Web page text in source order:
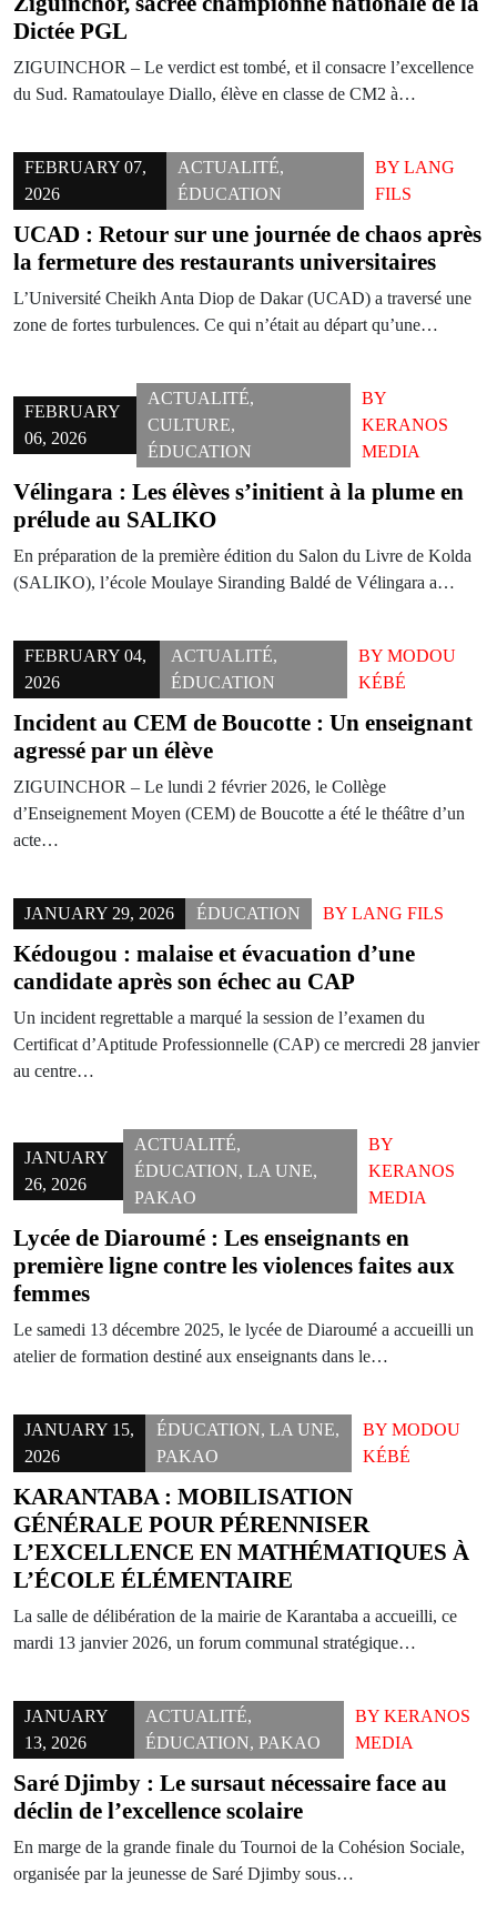
Dictée PGL
ZIGUINCHOR – Le verdict est tombé, et il consacre l’excellence
du Sud. Ramatoulaye Diallo, élève en classe de CM2 à…
FEBRUARY 07,
2026
ACTUALITÉ,
ÉDUCATION
BY LANG
FILS
UCAD : Retour sur une journée de chaos après
la fermeture des restaurants universitaires
L’Université Cheikh Anta Diop de Dakar (UCAD) a traversé une
zone de fortes turbulences. Ce qui n’était au départ qu’une…
FEBRUARY
06, 2026
ACTUALITÉ,
CULTURE,
ÉDUCATION
BY
KERANOS
MEDIA
Vélingara : Les élèves s’initient à la plume en
prélude au SALIKO
En préparation de la première édition du Salon du Livre de Kolda
(SALIKO), l’école Moulaye Siranding Baldé de Vélingara a…
FEBRUARY 04,
2026
ACTUALITÉ,
ÉDUCATION
BY MODOU
KÉBÉ
Incident au CEM de Boucotte : Un enseignant
agressé par un élève
ZIGUINCHOR – Le lundi 2 février 2026, le Collège
d’Enseignement Moyen (CEM) de Boucotte a été le théâtre d’un
acte…
JANUARY 29, 2026 ÉDUCATION BY LANG FILS
Kédougou : malaise et évacuation d’une
candidate après son échec au CAP
Un incident regrettable a marqué la session de l’examen du
Certificat d’Aptitude Professionnelle (CAP) ce mercredi 28 janvier
au centre…
JANUARY
26, 2026
ACTUALITÉ,
ÉDUCATION,LA UNE,
PAKAO
BY
KERANOS
MEDIA
Lycée de Diaroumé : Les enseignants en
première ligne contre les violences faites aux
femmes
Le samedi 13 décembre 2025, le lycée de Diaroumé a accueilli un
atelier de formation destiné aux enseignants dans le…
JANUARY 15,
2026
ÉDUCATION,LA UNE,
PAKAO
BY MODOU
KÉBÉ
KARANTABA : MOBILISATION
GÉNÉRALE POUR PÉRENNISER
L’EXCELLENCE EN MATHÉMATIQUES À
L’ÉCOLE ÉLÉMENTAIRE
La salle de délibération de la mairie de Karantaba a accueilli, ce
mardi 13 janvier 2026, un forum communal stratégique…
JANUARY
13, 2026
ACTUALITÉ,
ÉDUCATION, PAKAO
BYKERANOS
MEDIA
Saré Djimby : Le sursaut nécessaire face au
déclin de l’excellence scolaire
En marge de la grande finale du Tournoi de la Cohésion Sociale,
organisée par la jeunesse de Saré Djimby sous…